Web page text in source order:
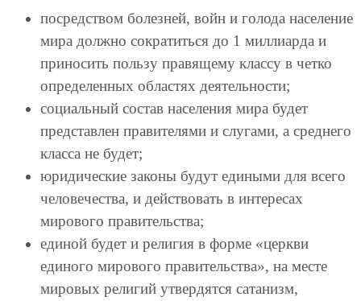
посредством болезней, войн и голода население
мира должно сократиться до 1 миллиарда и
приносить пользу правящему классу в четко
определенных областях деятельности;
социальный состав населения мира будет
представлен правителями и слугами, а среднего
класса не будет;
юридические законы будут едиными для всего
человечества, и действовать в интересах
мирового правительства;
единой будет и религия в форме «церкви
единого мирового правительства», на месте
мировых религий утвердятся сатанизм,